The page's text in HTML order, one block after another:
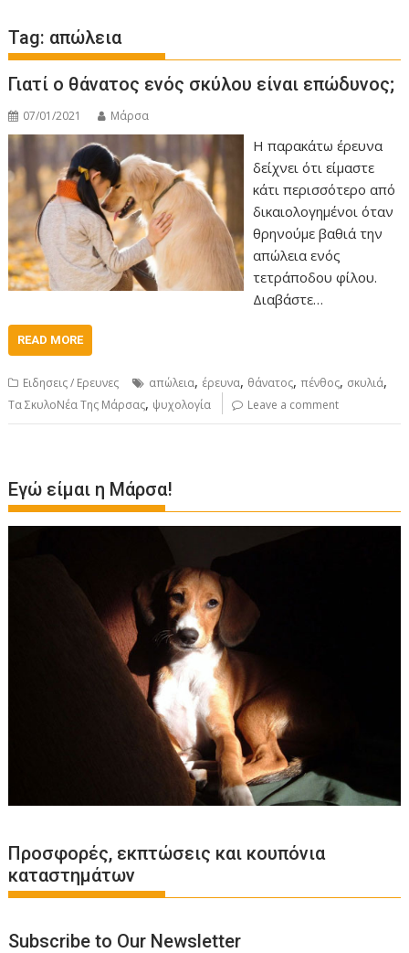
Tag: απώλεια
Γιατί ο θάνατος ενός σκύλου είναι επώδυνος;
07/01/2021 Μάρσα
Η παρακάτω έρευνα
δείχνει ότι είμαστε
κάτι περισσότερο από
δικαιολογημένοι όταν
θρηνούμε βαθιά την
απώλεια ενός
τετράποδου φίλου.
Διαβάστε…
READ MORE
Ειδησεις / Ερευνες απώλεια, έρευνα, θάνατος,πένθος, σκυλιά,
Τα ΣκυλοΝέα Της Μάρσας, ψυχολογία Leave a comment
Εγώ είμαι η Μάρσα!
Προσφορές, εκπτώσεις και κουπόνια
καταστημάτων
Subscribe to Our Newsletter